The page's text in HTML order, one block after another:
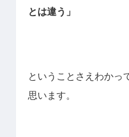
とは違う」
ということさえわかっ
思います。